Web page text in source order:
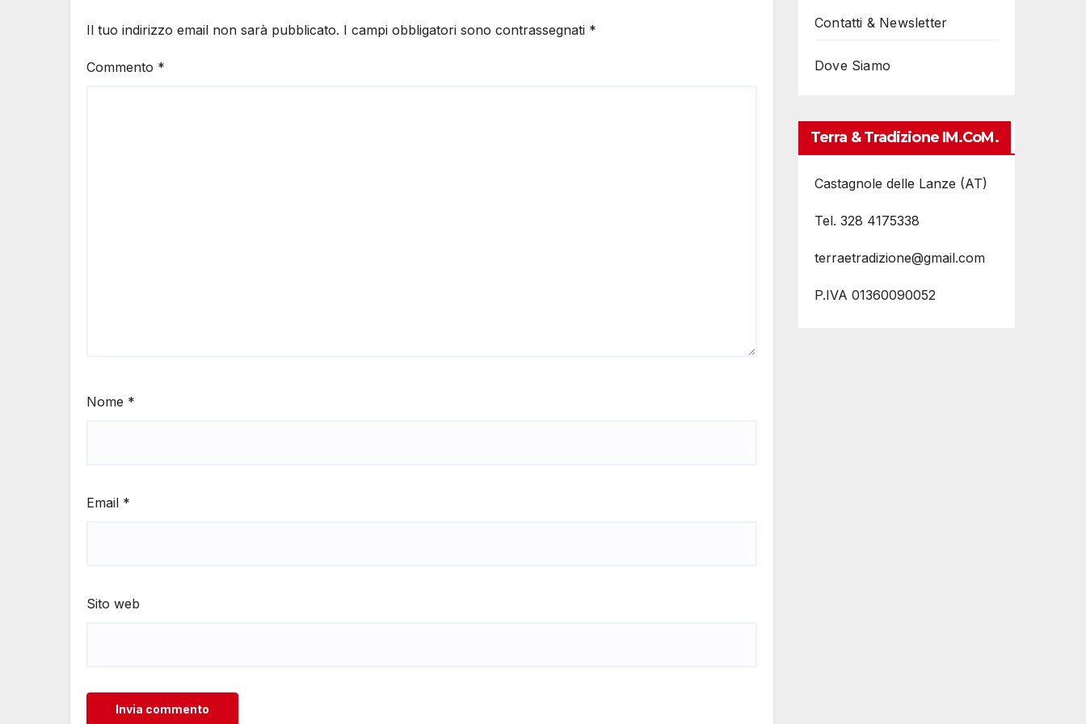
Il tuo indirizzo email non sarà pubblicato. I campi obbligatori sono contrassegnati *
Commento *
Nome *
Email *
Sito web
Contatti & Newsletter
Dove Siamo
Terra & Tradizione IM.coM.
Castagnole delle Lanze (AT)
Tel. 328 4175338
terraetradizione@gmail.com
P.IVA 01360090052